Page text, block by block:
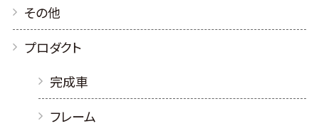
その他
プロダクト
完成車
フレーム